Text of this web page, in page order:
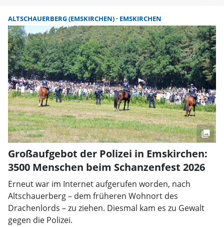
ALTSCHAUERBERG (EMSKIRCHEN) EMSKIRCHEN
Großaufgebot der Polizei in Emskirchen:
3500 Menschen beim Schanzenfest 2026
Erneut war im Internet aufgerufen worden, nach
Altschauerberg – dem früheren Wohnort des
Drachenlords – zu ziehen. Diesmal kam es zu Gewalt
gegen die Polizei.